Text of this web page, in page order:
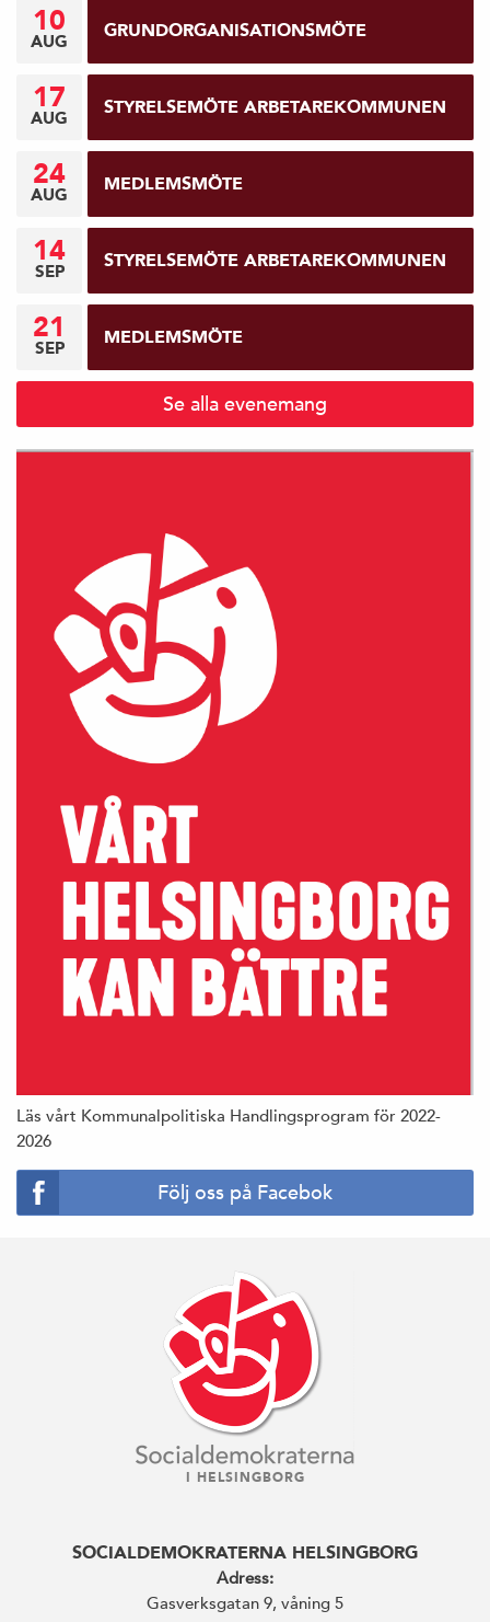
10
AUG GRUNDORGANISATIONSMÖTE
17
AUG STYRELSEMÖTE ARBETAREKOMMUNEN
24
AUG MEDLEMSMÖTE
14
SEP STYRELSEMÖTE ARBETAREKOMMUNEN
21
SEP MEDLEMSMÖTE
Se alla evenemang
Läs vårt Kommunalpolitiska Handlingsprogram för 2022-
2026
Följ oss på Facebok
I HELSINGBORG
SOCIALDEMOKRATERNA HELSINGBORG
Adress:
Gasverksgatan 9, våning 5